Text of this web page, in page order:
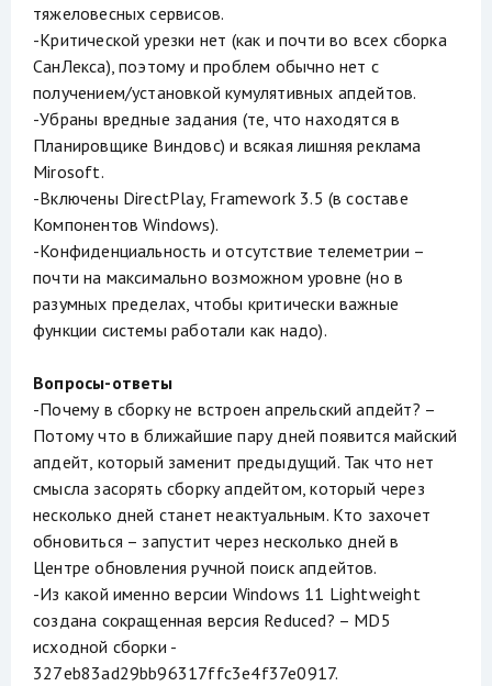
тяжеловесных сервисов.
-Критической урезки нет (как и почти во всех сборка
СанЛекса), поэтому и проблем обычно нет с
получением/установкой кумулятивных апдейтов.
-Убраны вредные задания (те, что находятся в
Планировщике Виндовс) и всякая лишняя реклама
Mirosoft.
-Включены DirectPlay, Framework 3.5 (в составе
Компонентов Windows).
-Конфиденциальность и отсутствие телеметрии –
почти на максимально возможном уровне (но в
разумных пределах, чтобы критически важные
функции системы работали как надо).
Вопросы-ответы
-Почему в сборку не встроен апрельский апдейт? –
Потому что в ближайшие пару дней появится майский
апдейт, который заменит предыдущий. Так что нет
смысла засорять сборку апдейтом, который через
несколько дней станет неактуальным. Кто захочет
обновиться – запустит через несколько дней в
Центре обновления ручной поиск апдейтов.
-Из какой именно версии Windows 11 Lightweight
создана сокращенная версия Reduced? – MD5
исходной сборки -
327eb83ad29bb96317ffc3e4f37e0917.